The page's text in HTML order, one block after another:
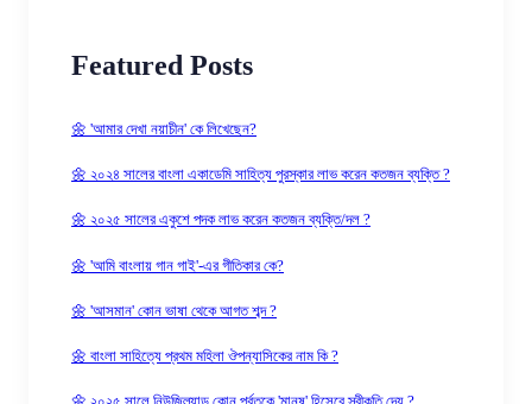
Featured Posts
🌼 'আমার দেখা নয়াচীন' কে লিখেছেন?
🌼 ২০২৪ সালের বাংলা একাডেমি সাহিত্য পুরস্কার লাভ করেন কতজন ব্যক্তি ?
🌼 ২০২৫ সালের একুশে পদক লাভ করেন কতজন ব্যক্তি/দল ?
🌼 'আমি বাংলায় গান গাই'-এর গীতিকার কে?
🌼 'আসমান' কোন ভাষা থেকে আগত শব্দ ?
🌼 বাংলা সাহিত্যে প্রথম মহিলা ঔপন্যাসিকের নাম কি ?